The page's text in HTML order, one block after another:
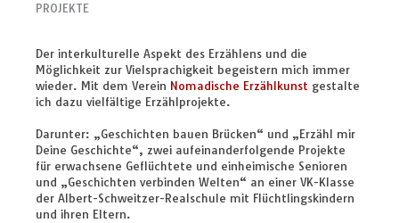
PROJEKTE
Der interkulturelle Aspekt des Erzählens und die
Möglichkeit zur Vielsprachigkeit begeistern mich immer
wieder. Mit dem Verein Nomadische Erzählkunst gestalte
ich dazu vielfältige Erzählprojekte.
Darunter: „Geschichten bauen Brücken“ und „Erzähl mir
Deine Geschichte“, zwei aufeinanderfolgende Projekte
für erwachsene Geflüchtete und einheimische Senioren
und „Geschichten verbinden Welten“ an einer VK-Klasse
der Albert-Schweitzer-Realschule mit Flüchtlingskindern
und ihren Eltern.